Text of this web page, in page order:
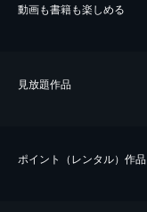
動画も書籍も楽しめる
⾒放題作品
ポイント（レンタル）作品